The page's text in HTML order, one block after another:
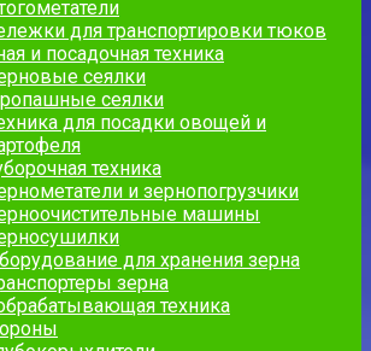
для транспортировки тюков
и посадочная техника
сеялки
сеялки
для посадки овощей и
техника
и зернопогрузчики
машины
для хранения зерна
зерна
техника